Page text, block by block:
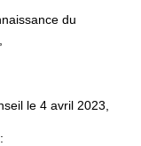
du
le 4 avril 2023,